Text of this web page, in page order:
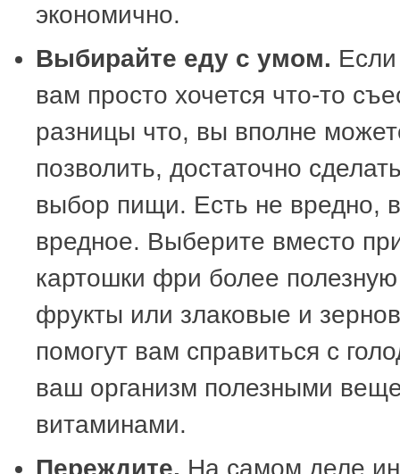
экономично.
Выбирайте еду с умом.
вам просто хочется что-то
разницы что, вы вполне
позволить, достаточно
выбор пищи. Есть не вредно,
вредное. Выберите вместо
картошки фри более
фрукты или злаковые и
помогут вам справиться с
ваш организм полезными
витаминами.
Переждите. На самом деле